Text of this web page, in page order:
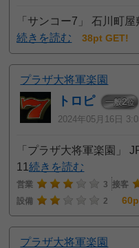
「サンコー7」 石川町
続きを読む
38pt GET!
プラザ大将軍楽園
トロピ 一般2位
2024年05月16日
「プラザ大将軍楽園」
11続きを読む
営業 3 接客
設備
2
プラザ大将軍楽園